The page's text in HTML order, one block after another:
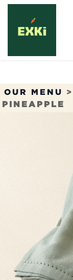
Overslaan naar
OUR MENU >
PINEAPPLE